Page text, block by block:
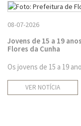
08-07-2026
Jovens de 15 a 19
Flores da Cunha
Os jovens de 15 a 19
VER NOTÍCIA